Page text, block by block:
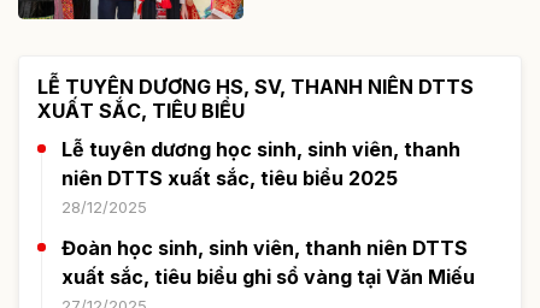
LỄ TUYÊN DƯƠNG HS, SV, THANH NIÊN DTTS
XUẤT SẮC, TIÊU BIỂU
Lễ tuyên dương học sinh, sinh viên, thanh
niên DTTS xuất sắc, tiêu biểu 2025
28/12/2025
Đoàn học sinh, sinh viên, thanh niên DTTS
xuất sắc, tiêu biểu ghi sổ vàng tại Văn Miếu